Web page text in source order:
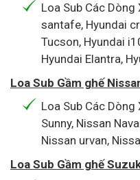
Loa Sub Các Dòng
santafe, Hyundai
Tucson, Hyundai
Hyundai Elantra,
Loa Sub Gầm ghế
Loa Sub Các
Sunny, Nissan
Nissan urvan,
Loa Sub Gầm ghế